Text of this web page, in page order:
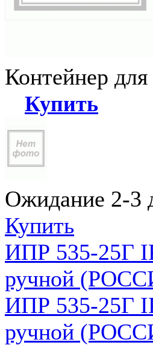
Контейнер
Купить
Ожидание 2-3
Купить
ИПР 535-25Г
ручной
ИПР 535-25Г
ручной